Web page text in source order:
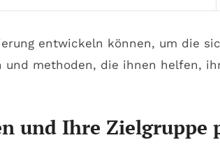
und Ihre Zielgruppe